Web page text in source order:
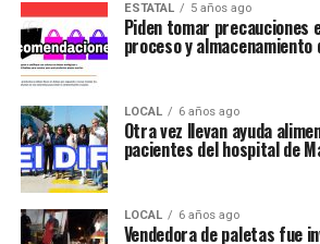
ESTATAL 5 años ago
Piden tomar precauciones
proceso y
LOCAL 6 años ago
Otra vez llevan ayuda
pacientes del hospital de
LOCAL 6 años ago
Vendedora de paletas fue